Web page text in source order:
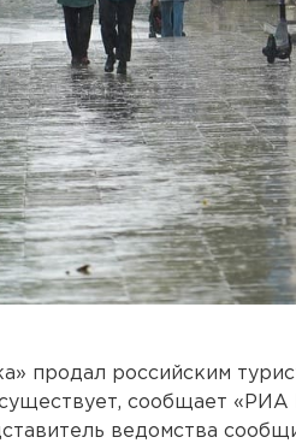
продал российским
сообщает «РИА
ведомства